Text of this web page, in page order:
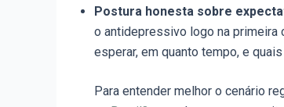
Postura honesta sobre
o antidepressivo logo na primeira
esperar, em quanto tempo, e
Para entender melhor o cenário